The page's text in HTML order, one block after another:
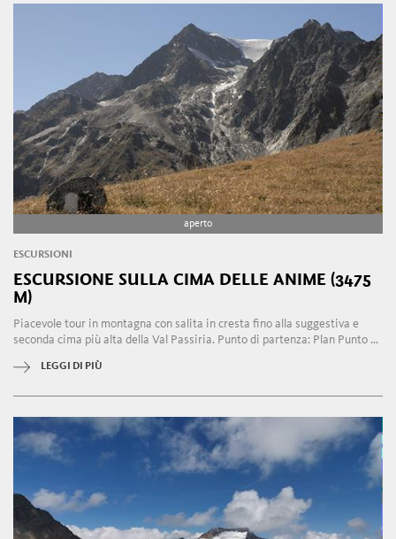
aperto
ESCURSIONI
ESCURSIONE SULLA CIMA DELLE ANIME (3475
M)
Piacevole tour in montagna con salita in cresta fino alla suggestiva e
seconda cima più alta della Val Passiria. Punto di partenza: Plan Punto ...
LEGGI DI PIÙ